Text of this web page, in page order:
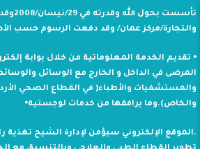
تأسست
والتجارة/مركز عمان/ وقد دفعت الرسوم حسب
⦁ تقديم الخدمة المعلوماتية من خلال بوابة
المرضى في الداخل و الخارج مع الوسائل
والمستشفيات والأطباء( في القطاع الصحي
والخاص).وما يرافقها من خدمات لوجستية⦁
.الموقع الإلكتروني سيؤمن لإدارة الشيح تغذية